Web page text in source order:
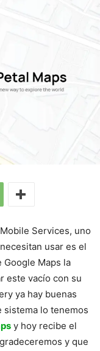
Services, uno
usar es el
Maps la
este vacío con su
ya hay buenas
sistema lo tenemos
y hoy recibe el
y que